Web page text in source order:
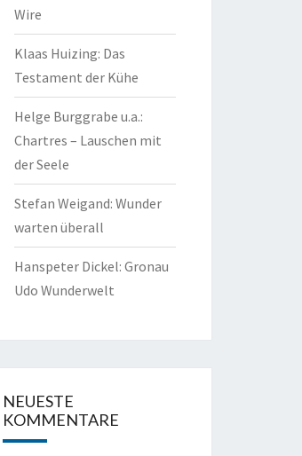
Wire
Klaas Huizing: Das
Testament der Kühe
Helge Burggrabe u.a.:
Chartres – Lauschen mit
der Seele
Stefan Weigand: Wunder
warten überall
Hanspeter Dickel: Gronau
Udo Wunderwelt
NEUESTE
KOMMENTARE